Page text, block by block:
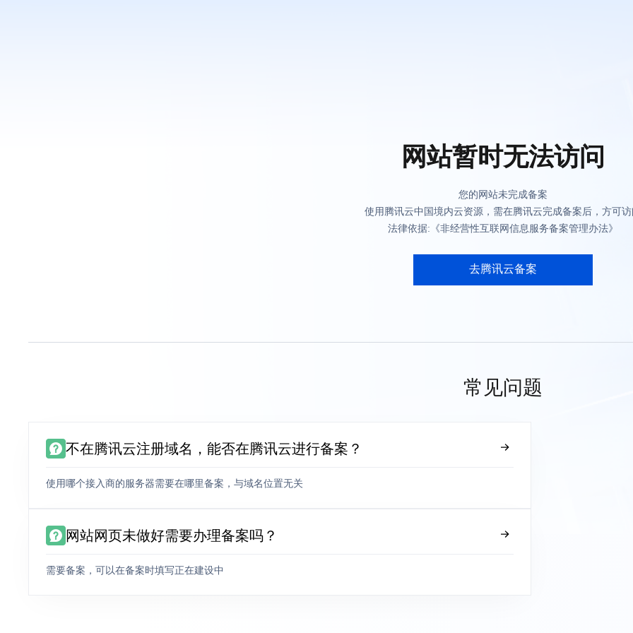
网站暂时无法访问
您的网站未完成备案
使用腾讯云中国境内云资源，需在腾讯云完成备案后，方可
法律依据:《非经营性互联网信息服务备案管理办法》
去腾讯云备案
常见问题
不在腾讯云注册域名，能否在腾讯云进行备案？
使用哪个接入商的服务器需要在哪里备案，与域名位置无关
网站网页未做好需要办理备案吗？
需要备案，可以在备案时填写正在建设中